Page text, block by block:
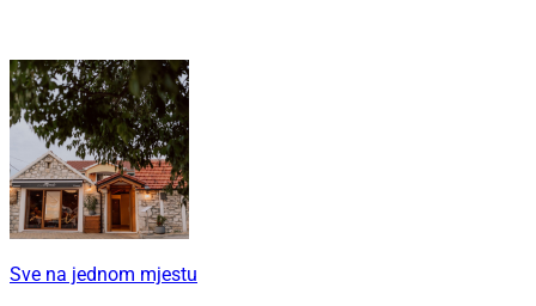
Sve na jednom mjestu